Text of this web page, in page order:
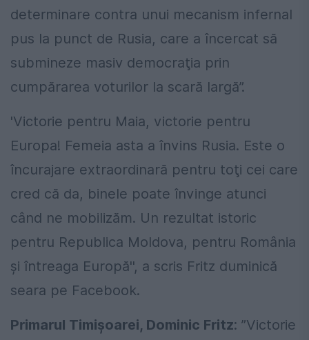
determinare contra unui mecanism infernal
pus la punct de Rusia, care a încercat să
submineze masiv democraţia prin
cumpărarea voturilor la scară largă”.
'Victorie pentru Maia, victorie pentru
Europa! Femeia asta a învins Rusia. Este o
încurajare extraordinară pentru toţi cei care
cred că da, binele poate învinge atunci
când ne mobilizăm. Un rezultat istoric
pentru Republica Moldova, pentru România
şi întreaga Europă'', a scris Fritz duminică
seara pe Facebook.
Primarul Timişoarei, Dominic Fritz: ”Victorie